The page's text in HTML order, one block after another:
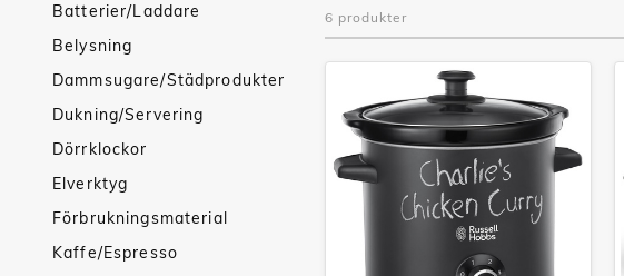
Batterier/Laddare
Belysning
Dammsugare/Städprodukter
Dukning/Servering
Dörrklockor
Elverktyg
Förbrukningsmaterial
Kaffe/Espresso
6 produkter